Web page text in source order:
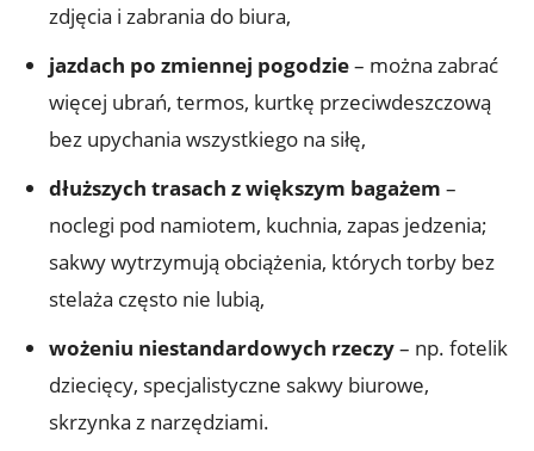
zdjęcia i zabrania do biura,
jazdach po zmiennej pogodzie– można zabrać
więcej ubrań, termos, kurtkę przeciwdeszczową
bez upychania wszystkiego na siłę,
dłuższych trasach z większym bagażem –
noclegi pod namiotem, kuchnia, zapas jedzenia;
sakwy wytrzymują obciążenia, których torby bez
stelaża często nie lubią,
wożeniu niestandardowych rzeczy– np. fotelik
dziecięcy, specjalistyczne sakwy biurowe,
skrzynka z narzędziami.